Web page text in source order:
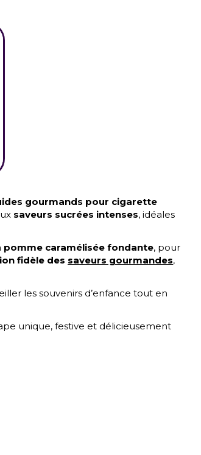
gourmands pour cigarette
saveurs sucrées intenses, idéales
pomme caramélisée fondante, pour
fidèle des saveurs gourmandes,
les souvenirs d’enfance tout en
unique, festive et délicieusement